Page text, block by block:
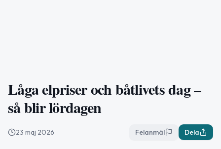
Låga elpriser och båtlivets dag –
så blir lördagen
23 maj 2026 Felanmäl Dela